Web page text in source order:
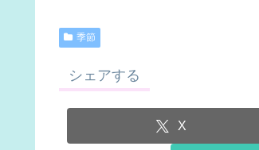
季節
シェアする
X